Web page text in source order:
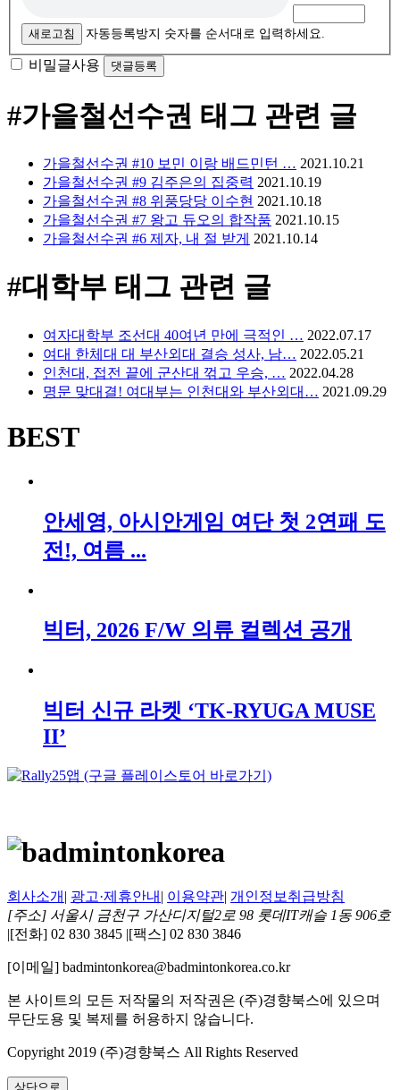
새로고침 자동등록방지 숫자를 순서대로 입력하세요.
비밀글사용
#가을철선수권 태그 관련 글
가을철선수권 #10 보민 이랑 배드민턴 … 2021.10.21
가을철선수권 #9 김주은의 집중력 2021.10.19
가을철선수권 #8 위풍당당 이수현 2021.10.18
가을철선수권 #7 왕고 듀오의 합작품 2021.10.15
가을철선수권 #6 제자, 내 절 받게 2021.10.14
#대학부 태그 관련 글
여자대학부 조선대 40여년 만에 극적인 … 2022.07.17
여대 한체대 대 부산외대 결승 성사, 남… 2022.05.21
인천대, 접전 끝에 군산대 꺾고 우승, … 2022.04.28
명문 맞대결! 여대부는 인천대와 부산외대… 2021.09.29
BEST
안세영, 아시안게임 여단 첫 2연패 도
전!, 여름 ...
빅터, 2026 F/W 의류 컬렉션 공개
빅터 신규 라켓 ‘TK-RYUGA MUSE
II’
회사소개 | 광고·제휴안내 | 이용약관| 개인정보취급방침
[주소] 서울시 금천구 가산디지털2로 98 롯데IT캐슬 1동 906호
|[전화] 02 830 3845 |[팩스] 02 830 3846
[이메일] badmintonkorea@badmintonkorea.co.kr
본 사이트의 모든 저작물의 저작권은 (주)경향북스에 있으며
무단도용 및 복제를 허용하지 않습니다.
Copyright 2019 (주)경향북스 All Rights Reserved
상단으로